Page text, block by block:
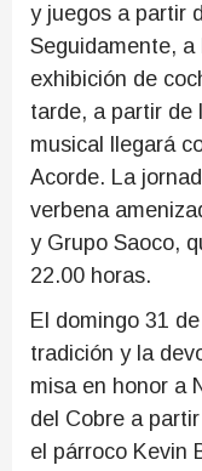
y juegos a partir
Seguidamente,
exhibición de
tarde, a partir de
musical llegará
Acorde. La
verbena
y Grupo Saoco,
22.00 horas.
El domingo 31
tradición y la
misa en honor a
del Cobre a
el párroco Kevin